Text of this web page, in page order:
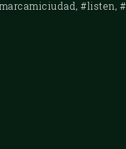
#listen,